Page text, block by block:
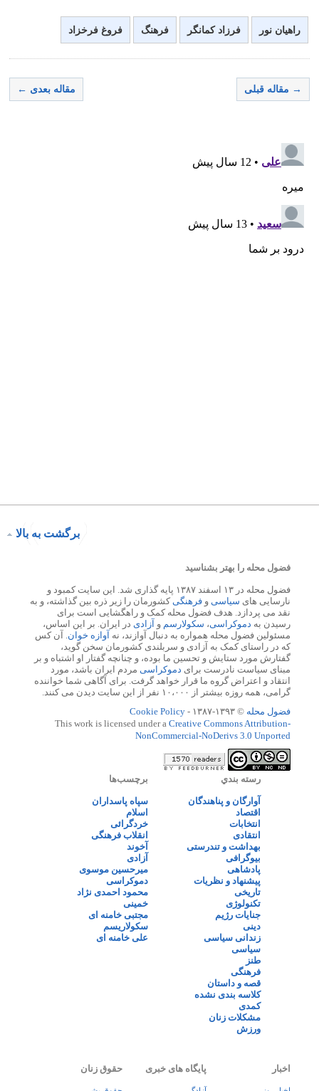
راهیان نور فرزاد کمانگر فرهنگ فروغ فرخزاد
→ مقاله قبلی مقاله بعدی ←
برگشت به بالا
فضول محله را بهتر بشناسید
فضول محله در ۱۳ اسفند ۱۳۸۷ پایه گذاری شد. این سایت کمبود و
نارسایی های سیاسی و فرهنگیکشورمان را زیر ذره بین گذاشته، و به
نقد می پردازد. هدف فضول محله کمک و راهگشایی است برای
رسیدن به دموکراسی، سکولارسم و آزادی در ایران. بر این اساس،
مسئولین فضول محله همواره به دنبال آوازند، نه آوازه خوان. آن کس
که در راستای کمک به آزادی و سربلندی کشورمان سخن گوید،
گفتارش مورد ستایش و تحسین ما بوده، و چنانچه گفتار او اشتباه و بر
مبنای سیاست نادرست برای دموکراسی مردم ایران باشد، مورد
انتقاد و اعتراض گروه ما قرار خواهد گرفت. برای آگاهی شما خواننده
گرامی، همه روزه بیشتر از ۱۰،۰۰۰ نفر از این سایت دیدن می کنند.
فضول محله © ۱۳۹۳-۱۳۸۷ -
Cookie Policy
This work is licensed under a Creative Commons Attribution-
NonCommercial-NoDerivs 3.0 Unported
رسته بندي
آوارگان و پناهندگان
اقتصاد
انتخابات
انتقادی
بهداشت و تندرستی
بیوگرافی
پادشاهی
پیشنهاد و نظریات
تاریخی
تکنولوژی
جنایات رژیم
دینی
زندانی سیاسی
سیاسی
طنز
فرهنگی
قصه و داستان
کلاسه بندی نشده
کمدی
مشکلات زنان
ورزش
برچسب‌ها
سپاه پاسداران
اسلام
خردگرائی
انقلاب فرهنگی
آخوند
آزادی
میرحسین موسوی
دموکراسی
محمود احمدی نژاد
خمینی
مجتبی خامنه ای
سکولاریسم
علی خامنه ای
اخبار پایگاه های خبری حقوق زنان